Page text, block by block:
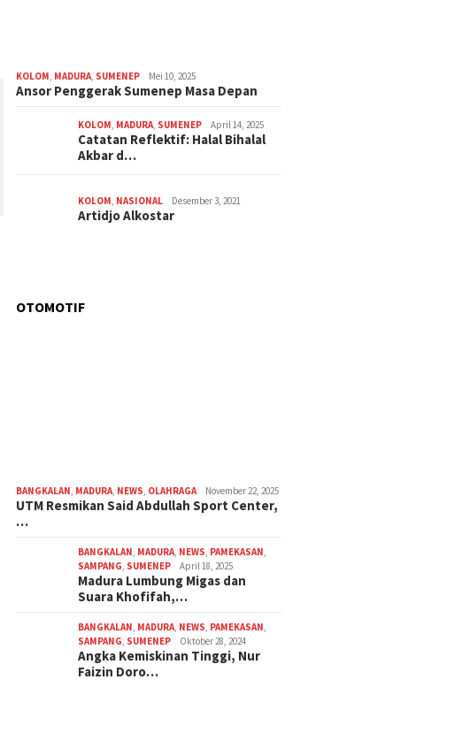
KOLOM MADURA SUMENEP Mei 10, 2025
Ansor Penggerak Sumenep Masa Depan
KOLOM MADURA SUMENEP April 14, 2025
Catatan Reflektif: Halal Bihalal
Akbar d…
KOLOM NASIONAL Desember 3, 2021
Artidjo Alkostar
OTOMOTIF
BANGKALAN, MADURA, NEWS, OLAHRAGA November 22, 2025
UTM Resmikan Said Abdullah Sport Center,
…
BANGKALAN, MADURA, NEWS, PAMEKASAN,
SAMPANG, SUMENEP April 18, 2025
Madura Lumbung Migas dan
Suara Khofifah,…
BANGKALAN, MADURA, NEWS, PAMEKASAN,
SAMPANG, SUMENEP Oktober 28, 2024
Angka Kemiskinan Tinggi, Nur
Faizin Doro…